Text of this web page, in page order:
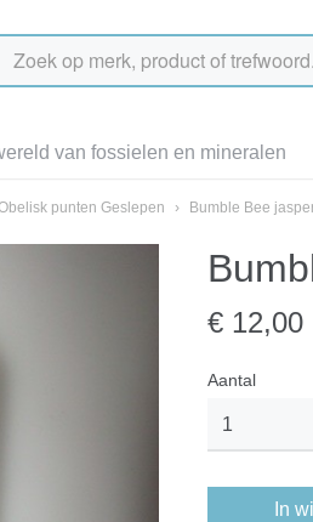
van fossielen en mineralen
punten Geslepen › Bumble Bee
€ 12,00
Aantal
In